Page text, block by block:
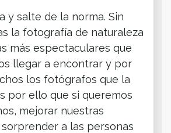
y salte de la norma. Sin
la fotografía de naturaleza
más espectaculares que
llegar a encontrar y por
los fotógrafos que la
por ello que si queremos
mejorar nuestras
a las personas